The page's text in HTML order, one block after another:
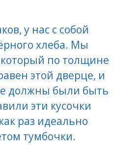
у нас с собой
хлеба. Мы
который по толщине
этой дверце, и
должны были быть
эти кусочки
раз идеально
тумбочки.